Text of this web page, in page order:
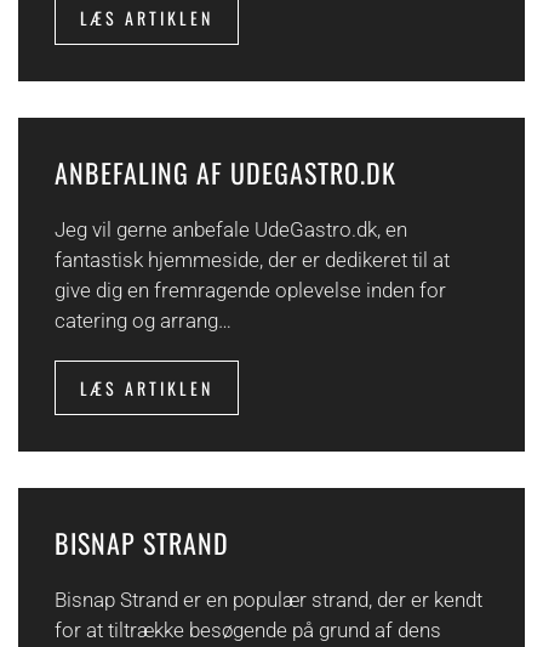
LÆS ARTIKLEN
ANBEFALING AF UDEGASTRO.DK
Jeg vil gerne anbefale UdeGastro.dk, en
fantastisk hjemmeside, der er dedikeret til at
give dig en fremragende oplevelse inden for
catering og arrang…
LÆS ARTIKLEN
BISNAP STRAND
Bisnap Strand er en populær strand, der er kendt
for at tiltrække besøgende på grund af dens